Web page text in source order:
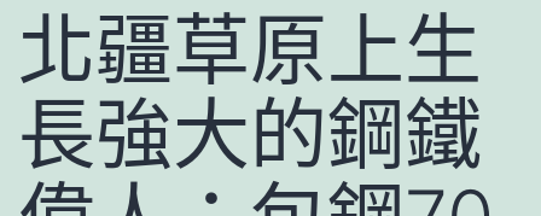
北疆草原上生
長強大的鋼鐵